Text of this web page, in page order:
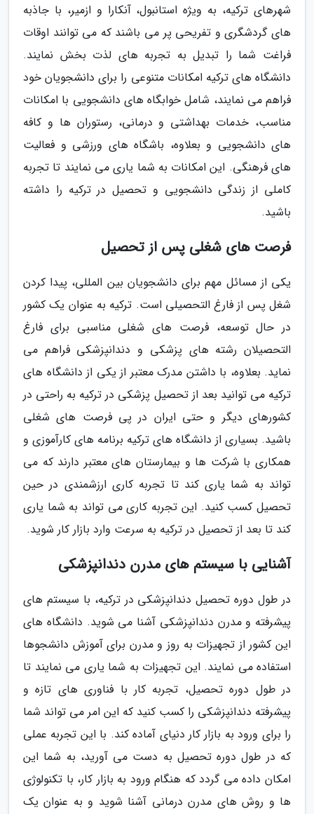
شهرهای ترکیه، به ویژه استانبول، آنکارا و ازمیر، با جاذبه
های گردشگری و تفریحی پر می باشند که می توانند اوقات
فراغت شما را تبدیل به تجربه های لذت بخش نمایند.
دانشگاه های ترکیه امکانات متنوعی را برای دانشجویان خود
فراهم می نمایند، شامل خوابگاه های دانشجویی با امکانات
مناسب، خدمات بهداشتی و درمانی، رستوران ها و کافه
های دانشجویی و بعلاوه، باشگاه های ورزشی و فعالیت
های فرهنگی. این امکانات به شما یاری می نمایند تا تجربه
کاملی از زندگی دانشجویی و تحصیل در ترکیه را داشته
باشید.
فرصت های شغلی پس از تحصیل
یکی از مسائل مهم برای دانشجویان بین المللی، پیدا کردن
شغل پس از فارغ التحصیلی است. ترکیه به عنوان یک کشور
در حال توسعه، فرصت های شغلی مناسبی برای فارغ
التحصیلان رشته های پزشکی و دندانپزشکی فراهم می
نماید. بعلاوه، با داشتن مدرک معتبر از یکی از دانشگاه های
ترکیه می توانید بعد از تحصیل پزشکی در ترکیه به راحتی در
کشورهای دیگر و حتی ایران در پی فرصت های شغلی
باشید. بسیاری از دانشگاه های ترکیه برنامه های کارآموزی و
همکاری با شرکت ها و بیمارستان های معتبر دارند که می
تواند به شما یاری کند تا تجربه کاری ارزشمندی در حین
تحصیل کسب کنید. این تجربه کاری می تواند به شما یاری
کند تا بعد از تحصیل در ترکیه به سرعت وارد بازار کار شوید.
آشنایی با سیستم های مدرن دندانپزشکی
در طول دوره تحصیل دندانپزشکی در ترکیه، با سیستم های
پیشرفته و مدرن دندانپزشکی آشنا می شوید. دانشگاه های
این کشور از تجهیزات به روز و مدرن برای آموزش دانشجوها
استفاده می نمایند. این تجهیزات به شما یاری می نمایند تا
در طول دوره تحصیل، تجربه کار با فناوری های تازه و
پیشرفته دندانپزشکی را کسب کنید که این امر می تواند شما
را برای ورود به بازار کار دنیای آماده کند. با این تجربه عملی
که در طول دوره تحصیل به دست می آورید، به شما این
امکان داده می گردد که هنگام ورود به بازار کار، با تکنولوژی
ها و روش های مدرن درمانی آشنا شوید و به عنوان یک